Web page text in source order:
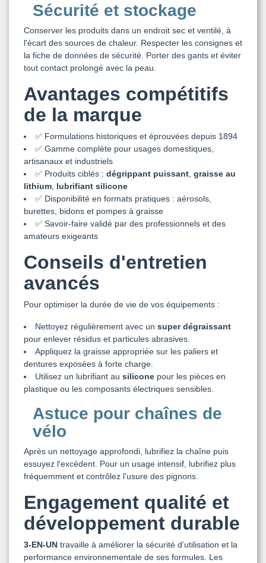
Sécurité et stockage
Conserver les produits dans un endroit sec et ventilé, à
l'écart des sources de chaleur. Respecter les consignes et
la fiche de données de sécurité. Porter des gants et éviter
tout contact prolongé avec la peau.
Avantages compétitifs
de la marque
✅ Formulations historiques et éprouvées depuis 1894
✅ Gamme complète pour usages domestiques,
artisanaux et industriels
✅ Produits ciblés : dégrippant puissant graisse au
lithium lubrifiant silicone
✅ Disponibilité en formats pratiques : aérosols,
burettes, bidons et pompes à graisse
✅ Savoir-faire validé par des professionnels et des
amateurs exigeants
Conseils d'entretien
avancés
Pour optimiser la durée de vie de vos équipements :
Nettoyez régulièrement avec un super dégraissant
pour enlever résidus et particules abrasives.
Appliquez la graisse appropriée sur les paliers et
dentures exposées à forte charge.
Utilisez un lubrifiant au silicone pour les pièces en
plastique ou les composants électriques sensibles.
Astuce pour chaînes de
vélo
Après un nettoyage approfondi, lubrifiez la chaîne puis
essuyez l'excédent. Pour un usage intensif, lubrifiez plus
fréquemment et contrôlez l'usure des pignons.
Engagement qualité et
développement durable
3-EN-UN travaille à améliorer la sécurité d'utilisation et la
performance environnementale de ses formules. Les